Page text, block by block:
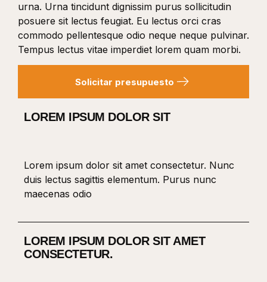
urna. Urna tincidunt dignissim purus sollicitudin
posuere sit lectus feugiat. Eu lectus orci cras
commodo pellentesque odio neque neque pulvinar.
Tempus lectus vitae imperdiet lorem quam morbi.
Solicitar presupuesto
LOREM IPSUM DOLOR SIT
Lorem ipsum dolor sit amet consectetur. Nunc
duis lectus sagittis elementum. Purus nunc
maecenas odio
LOREM IPSUM DOLOR SIT AMET
CONSECTETUR.